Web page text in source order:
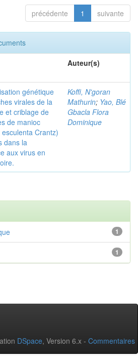
précédente 1 suivante
Auteur(s)
génétique
virales de la
et criblage de
de manioc
Crantz)
dans la
aux virus en
Koffi, N'goran
Mathurin; Yao, Blé
Gbacla Flora
Dominique
1
1
DSpace, Version 6.x - Commentaires